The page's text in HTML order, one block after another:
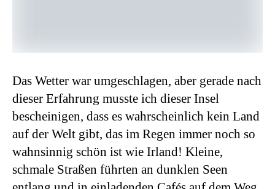
Das Wetter war umgeschlagen, aber gerade nach
dieser Erfahrung musste ich dieser Insel
bescheinigen, dass es wahrscheinlich kein Land
auf der Welt gibt, das im Regen immer noch so
wahnsinnig schön ist wie Irland! Kleine,
schmale Straßen führten an dunklen Seen